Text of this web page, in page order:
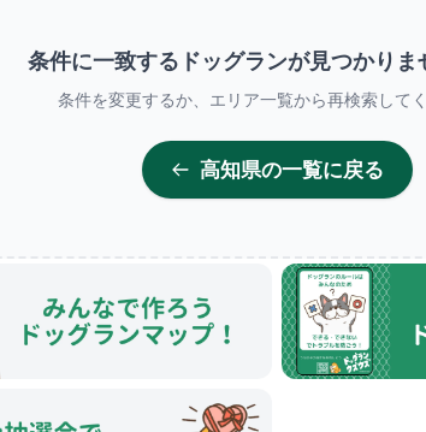
条件に一致するドッグランが見つかりま
条件を変更するか、エリア一覧から再検索してく
高知県の一覧に戻る